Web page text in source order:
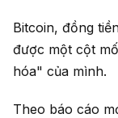
Bitcoin, đồng
được một cột
hóa" của mình.
Theo báo cáo